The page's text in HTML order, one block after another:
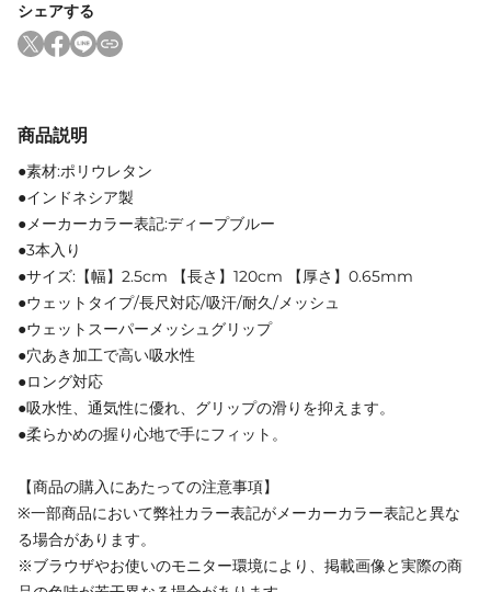
シェアする
商品説明
●素材:ポリウレタン
●インドネシア製
●メーカーカラー表記:ディープブルー
●3本入り
●サイズ:【幅】2.5cm 【長さ】120cm 【厚さ】0.65mm
●ウェットタイプ/長尺対応/吸汗/耐久/メッシュ
●ウェットスーパーメッシュグリップ
●穴あき加工で高い吸水性
●ロング対応
●吸水性、通気性に優れ、グリップの滑りを抑えます。
●柔らかめの握り心地で手にフィット。
【商品の購入にあたっての注意事項】
※一部商品において弊社カラー表記がメーカーカラー表記と異な
る場合があります。
※ブラウザやお使いのモニター環境により、掲載画像と実際の商